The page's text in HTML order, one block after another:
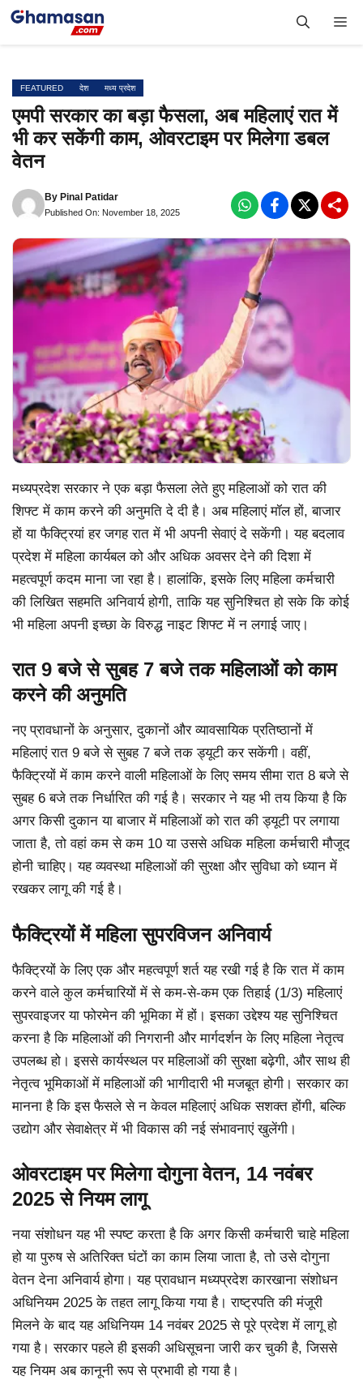
Skip
FEATURED देश मध्य प्रदेश
एमपी सरकार का बड़ा फैसला, अब महिलाएं रात में
भी कर सकेंगी काम, ओवरटाइम पर मिलेगा डबल
वेतन
By Pinal Patidar
Published On: November 18, 2025
मध्यप्रदेश सरकार ने एक बड़ा फैसला लेते हुए महिलाओं को रात की
शिफ्ट में काम करने की अनुमति दे दी है। अब महिलाएं मॉल हों, बाजार
हों या फैक्ट्रियां हर जगह रात में भी अपनी सेवाएं दे सकेंगी। यह बदलाव
प्रदेश में महिला कार्यबल को और अधिक अवसर देने की दिशा में
महत्वपूर्ण कदम माना जा रहा है। हालांकि, इसके लिए महिला कर्मचारी
की लिखित सहमति अनिवार्य होगी, ताकि यह सुनिश्चित हो सके कि कोई
भी महिला अपनी इच्छा के विरुद्ध नाइट शिफ्ट में न लगाई जाए।
रात 9 बजे से सुबह 7 बजे तक महिलाओं को काम
करने की अनुमति
नए प्रावधानों के अनुसार, दुकानों और व्यावसायिक प्रतिष्ठानों में
महिलाएं रात 9 बजे से सुबह 7 बजे तक ड्यूटी कर सकेंगी। वहीं,
फैक्ट्रियों में काम करने वाली महिलाओं के लिए समय सीमा रात 8 बजे से
सुबह 6 बजे तक निर्धारित की गई है। सरकार ने यह भी तय किया है कि
अगर किसी दुकान या बाजार में महिलाओं को रात की ड्यूटी पर लगाया
जाता है, तो वहां कम से कम 10 या उससे अधिक महिला कर्मचारी मौजूद
होनी चाहिए। यह व्यवस्था महिलाओं की सुरक्षा और सुविधा को ध्यान में
रखकर लागू की गई है।
फैक्ट्रियों में महिला सुपरविजन अनिवार्य
फैक्ट्रियों के लिए एक और महत्वपूर्ण शर्त यह रखी गई है कि रात में काम
करने वाले कुल कर्मचारियों में से कम-से-कम एक तिहाई (1/3) महिलाएं
सुपरवाइजर या फोरमेन की भूमिका में हों। इसका उद्देश्य यह सुनिश्चित
करना है कि महिलाओं की निगरानी और मार्गदर्शन के लिए महिला नेतृत्व
उपलब्ध हो। इससे कार्यस्थल पर महिलाओं की सुरक्षा बढ़ेगी, और साथ ही
नेतृत्व भूमिकाओं में महिलाओं की भागीदारी भी मजबूत होगी। सरकार का
मानना है कि इस फैसले से न केवल महिलाएं अधिक सशक्त होंगी, बल्कि
उद्योग और सेवाक्षेत्र में भी विकास की नई संभावनाएं खुलेंगी।
ओवरटाइम पर मिलेगा दोगुना वेतन, 14 नवंबर
2025 से नियम लागू
नया संशोधन यह भी स्पष्ट करता है कि अगर किसी कर्मचारी चाहे महिला
हो या पुरुष से अतिरिक्त घंटों का काम लिया जाता है, तो उसे दोगुना
वेतन देना अनिवार्य होगा। यह प्रावधान मध्यप्रदेश कारखाना संशोधन
अधिनियम 2025 के तहत लागू किया गया है। राष्ट्रपति की मंजूरी
मिलने के बाद यह अधिनियम 14 नवंबर 2025 से पूरे प्रदेश में लागू हो
गया है। सरकार पहले ही इसकी अधिसूचना जारी कर चुकी है, जिससे
यह नियम अब कानूनी रूप से प्रभावी हो गया है।